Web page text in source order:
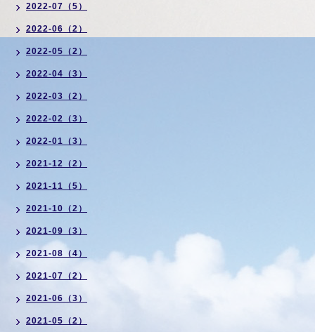
2022-07（5）
2022-06（2）
2022-05（2）
2022-04（3）
2022-03（2）
2022-02（3）
2022-01（3）
2021-12（2）
2021-11（5）
2021-10（2）
2021-09（3）
2021-08（4）
2021-07（2）
2021-06（3）
2021-05（2）